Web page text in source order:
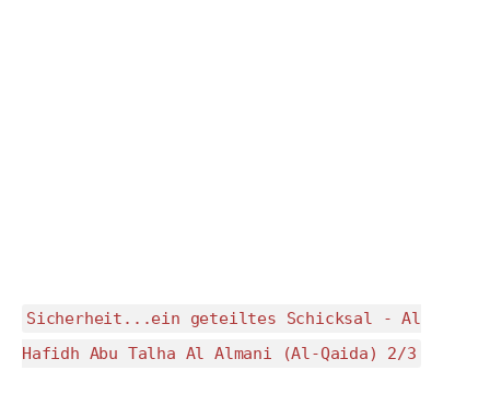
Sicherheit...ein geteiltes Schicksal - Al
Hafidh Abu Talha Al Almani (Al-Qaida) 2/3